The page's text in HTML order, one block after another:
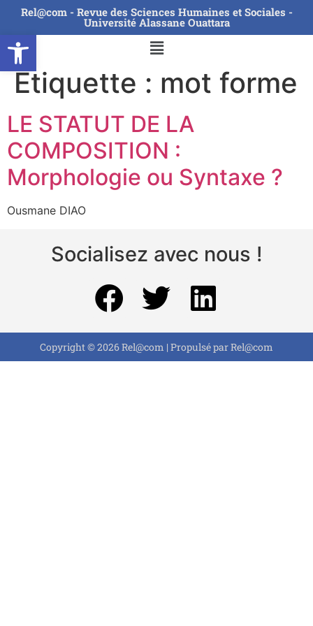
Ouvrir la barre d’outils
Rel@com - Revue des Sciences Humaines et Sociales -
Université Alassane Ouattara
Étiquette : mot forme
LE STATUT DE LA
COMPOSITION :
Morphologie ou Syntaxe ?
Ousmane DIAO
Socialisez avec nous !
Copyright © 2026 Rel@com | Propulsé par Rel@com